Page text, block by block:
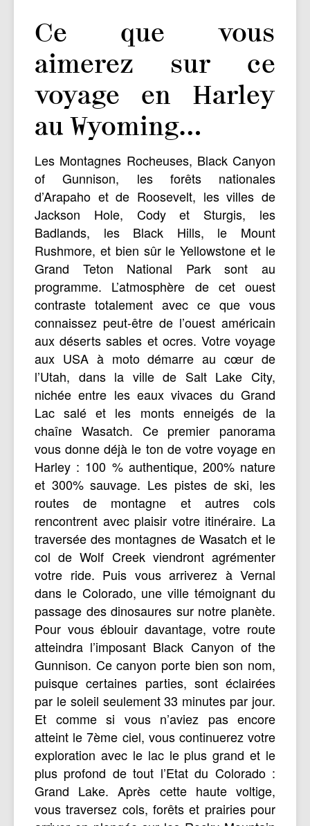
Ce que vous
aimerez sur ce
voyage en Harley
au Wyoming…
Les Montagnes Rocheuses, Black Canyon
of Gunnison, les forêts nationales
d’Arapaho et de Roosevelt, les villes de
Jackson Hole, Cody et Sturgis, les
Badlands, les Black Hills, le Mount
Rushmore, et bien sûr le Yellowstone et le
Grand Teton National Park sont au
programme. L’atmosphère de cet ouest
contraste totalement avec ce que vous
connaissez peut-être de l’ouest américain
aux déserts sables et ocres. Votre voyage
aux USA à moto démarre au cœur de
l’Utah, dans la ville de Salt Lake City,
nichée entre les eaux vivaces du Grand
Lac salé et les monts enneigés de la
chaîne Wasatch. Ce premier panorama
vous donne déjà le ton de votre voyage en
Harley : 100 % authentique, 200% nature
et 300% sauvage. Les pistes de ski, les
routes de montagne et autres cols
rencontrent avec plaisir votre itinéraire. La
traversée des montagnes de Wasatch et le
col de Wolf Creek viendront agrémenter
votre ride. Puis vous arriverez à Vernal
dans le Colorado, une ville témoignant du
passage des dinosaures sur notre planète.
Pour vous éblouir davantage, votre route
atteindra l’imposant Black Canyon of the
Gunnison. Ce canyon porte bien son nom,
puisque certaines parties, sont éclairées
par le soleil seulement 33 minutes par jour.
Et comme si vous n’aviez pas encore
atteint le 7ème ciel, vous continuerez votre
exploration avec le lac le plus grand et le
plus profond de tout l’Etat du Colorado :
Grand Lake. Après cette haute voltige,
vous traversez cols, forêts et prairies pour